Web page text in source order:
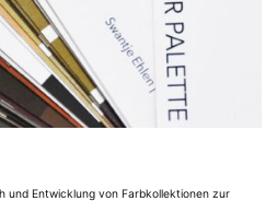
und Entwicklung von Farbkollektionen zur